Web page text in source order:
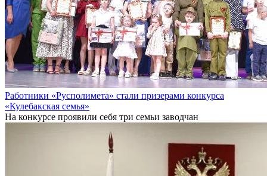
Работники «Русполимета» стали призерами конкурса
«Кулебакская семья»
На конкурсе проявили себя три семьи заводчан